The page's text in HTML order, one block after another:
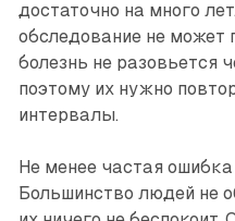
достаточно на много
обследование не может
болезнь не разовьется
поэтому их нужно
интервалы.
Не менее частая
Большинство людей не